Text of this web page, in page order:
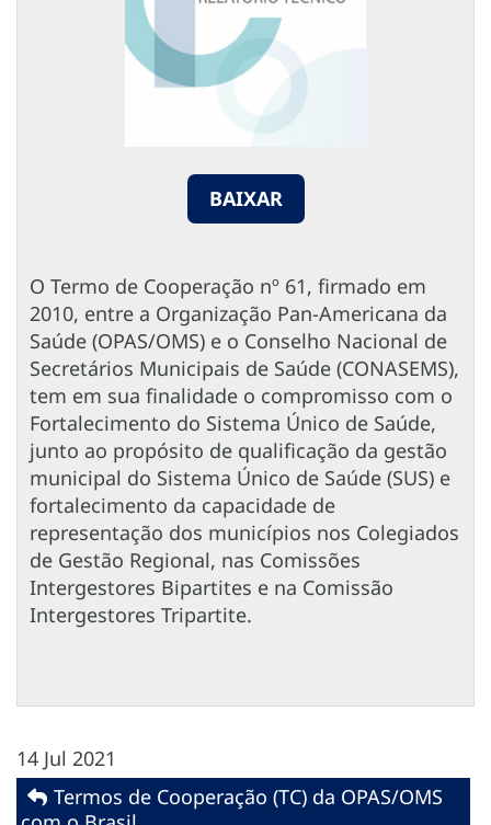
BAIXAR
O Termo de Cooperação nº 61, firmado em
2010, entre a Organização Pan-Americana da
Saúde (OPAS/OMS) e o Conselho Nacional de
Secretários Municipais de Saúde (CONASEMS),
tem em sua finalidade o compromisso com o
Fortalecimento do Sistema Único de Saúde,
junto ao propósito de qualificação da gestão
municipal do Sistema Único de Saúde (SUS) e
fortalecimento da capacidade de
representação dos municípios nos Colegiados
de Gestão Regional, nas Comissões
Intergestores Bipartites e na Comissão
Intergestores Tripartite.
14 Jul 2021
Termos de Cooperação (TC) da OPAS/OMS